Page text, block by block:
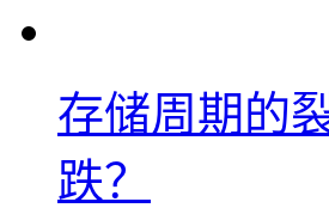
存储周期的
跌？